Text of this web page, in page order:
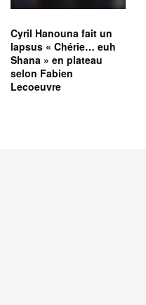
Cyril Hanouna fait un
lapsus « Chérie… euh
Shana » en plateau
selon Fabien
Lecoeuvre